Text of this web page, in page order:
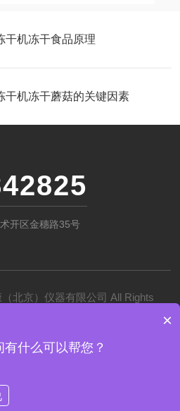
干机冻干食品原理
干机冻干蘑菇的关键因素
开区金穗路35号
北京）仪器有限公司 All Rights
号
×
什么可以帮您？